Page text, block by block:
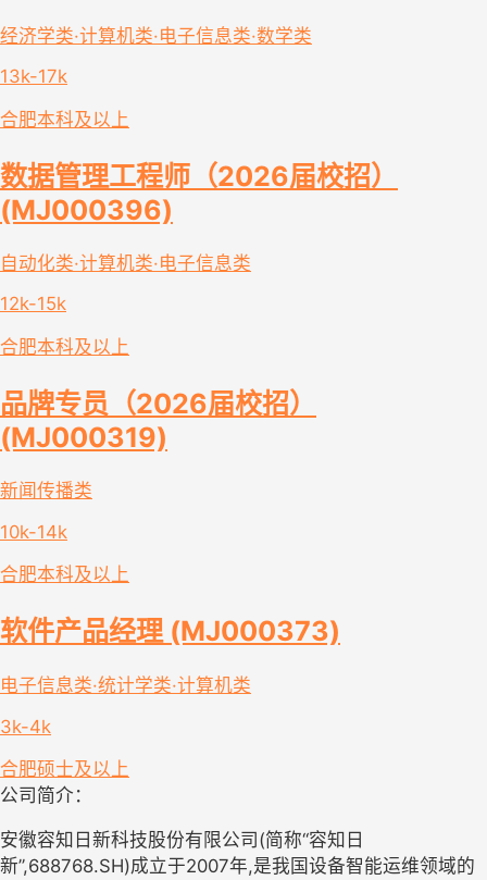
经济学类·计算机类·电子信息类·数学类
13k-17k
合肥本科及以上
数据管理工程师（2026届校招）
(MJ000396)
自动化类·计算机类·电子信息类
12k-15k
合肥本科及以上
品牌专员（2026届校招）
(MJ000319)
新闻传播类
10k-14k
合肥本科及以上
软件产品经理 (MJ000373)
电子信息类·统计学类·计算机类
3k-4k
合肥硕士及以上
公司简介：
安徽容知日新科技股份有限公司(简称“容知日
新”,688768.SH)成立于2007年,是我国设备智能运维领域的